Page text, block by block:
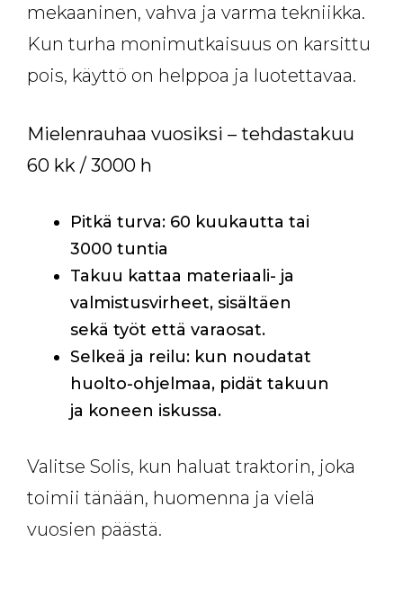
mekaaninen, vahva ja varma tekniikka.
Kun turha monimutkaisuus on karsittu
pois, käyttö on helppoa ja luotettavaa.
Mielenrauhaa vuosiksi – tehdastakuu
60 kk / 3000 h
Pitkä turva: 60 kuukautta tai
3000 tuntia
Takuu kattaa materiaali- ja
valmistusvirheet, sisältäen
sekä työt että varaosat.
Selkeä ja reilu: kun noudatat
huolto-ohjelmaa, pidät takuun
ja koneen iskussa.
Valitse Solis, kun haluat traktorin, joka
toimii tänään, huomenna ja vielä
vuosien päästä.